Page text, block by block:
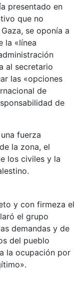
presentado en
que no
se oponía a
la «línea
al secretario
las «opciones
de
de
fuerza
la zona, el
los civiles y la
y con firmeza el
el grupo
demandas y de
del pueblo
la ocupación por